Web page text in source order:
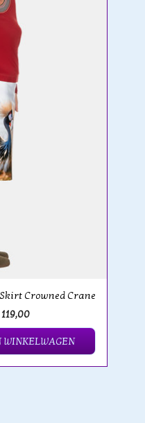
Crowned Crane
WINKELWAGEN